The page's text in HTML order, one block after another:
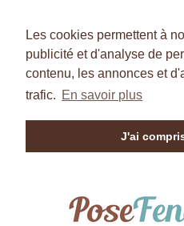
Les cookies permettent à
publicité et d'analyse de
contenu, les annonces et
trafic. En savoir plus
J'ai